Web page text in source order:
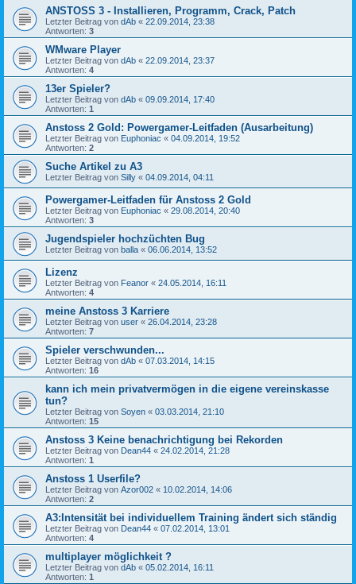
ANSTOSS 3 - Installieren, Programm, Crack, Patch
Letzter Beitrag von dAb « 22.09.2014, 23:38
Antworten: 3
WMware Player
Letzter Beitrag von dAb « 22.09.2014, 23:37
Antworten: 4
13er Spieler?
Letzter Beitrag von dAb « 09.09.2014, 17:40
Antworten: 1
Anstoss 2 Gold: Powergamer-Leitfaden (Ausarbeitung)
Letzter Beitrag von Euphoniac « 04.09.2014, 19:52
Antworten: 2
Suche Artikel zu A3
Letzter Beitrag von Silly « 04.09.2014, 04:11
Powergamer-Leitfaden für Anstoss 2 Gold
Letzter Beitrag von Euphoniac « 29.08.2014, 20:40
Antworten: 3
Jugendspieler hochzüchten Bug
Letzter Beitrag von balla « 06.06.2014, 13:52
Lizenz
Letzter Beitrag von Feanor « 24.05.2014, 16:11
Antworten: 4
meine Anstoss 3 Karriere
Letzter Beitrag von user « 26.04.2014, 23:28
Antworten: 7
Spieler verschwunden...
Letzter Beitrag von dAb « 07.03.2014, 14:15
Antworten: 16
kann ich mein privatvermögen in die eigene vereinskasse
tun?
Letzter Beitrag von Soyen « 03.03.2014, 21:10
Antworten: 15
Anstoss 3 Keine benachrichtigung bei Rekorden
Letzter Beitrag von Dean44 « 24.02.2014, 21:28
Antworten: 1
Anstoss 1 Userfile?
Letzter Beitrag von Azor002 « 10.02.2014, 14:06
Antworten: 2
A3:Intensität bei individuellem Training ändert sich ständig
Letzter Beitrag von Dean44 « 07.02.2014, 13:01
Antworten: 4
multiplayer möglichkeit ?
Letzter Beitrag von dAb « 05.02.2014, 16:11
Antworten: 1